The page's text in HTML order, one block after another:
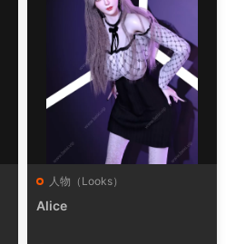
人物（Looks）
Alice